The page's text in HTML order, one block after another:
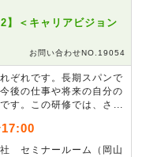
】＜キャリアビジョン
お問い合わせNO.19054
ぞれです。長期スパンで
後の仕事や将来の自分の
す。この研修では、さま
す。
セミナールーム（岡山